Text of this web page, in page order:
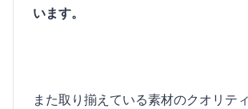
います。
また取り揃えている素材のクオリテ